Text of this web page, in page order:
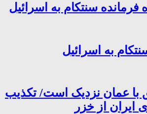
فرمانده سنتکام به اسرائیل
به اسرائیل
با عمان نزدیک است/ تکذیب